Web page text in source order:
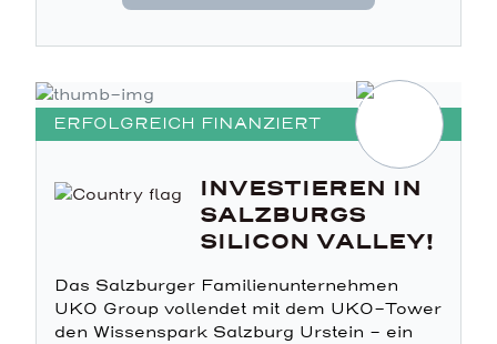
ERFOLGREICH FINANZIERT
INVESTIEREN IN
SALZBURGS
SILICON VALLEY!
Das Salzburger Familienunternehmen
UKO Group vollendet mit dem UKO-Tower
den Wissenspark Salzburg Urstein – ein